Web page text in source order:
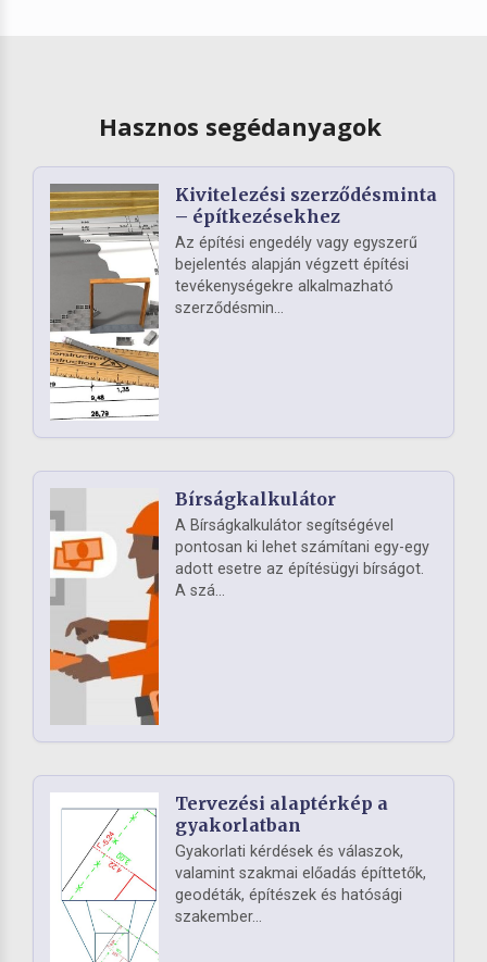
Hasznos segédanyagok
Kivitelezési szerződésminta
– építkezésekhez
Az építési engedély vagy egyszerű
bejelentés alapján végzett építési
tevékenységekre alkalmazható
szerződésmin...
Bírságkalkulátor
A Bírságkalkulátor segítségével
pontosan ki lehet számítani egy-egy
adott esetre az építésügyi bírságot.
A szá...
Tervezési alaptérkép a
gyakorlatban
Gyakorlati kérdések és válaszok,
valamint szakmai előadás építtetők,
geodéták, építészek és hatósági
szakember...